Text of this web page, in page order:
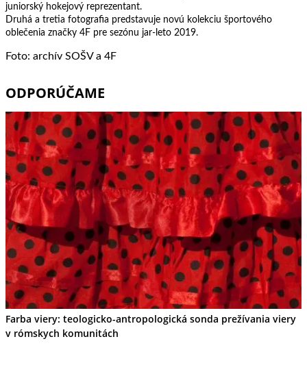
juniorský hokejový reprezentant.
Druhá a tretia fotografia predstavuje novú kolekciu športového
oblečenia značky 4F pre sezónu jar-leto 2019.
Foto: archív SOŠV a 4F
ODPORÚČAME
Farba viery: teologicko-antropologická sonda prežívania viery
v rómskych komunitách